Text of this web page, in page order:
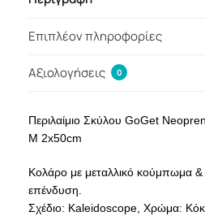
Επιπλέον πληροφορίες
Αξιολογήσεις 0
Περιλαίμιο Σκύλου GoGet
M 2x50cm
Κολάρο με μεταλλικό κούμπωμα
επένδυση.
Σχέδιο: Kaleidoscope, Χρώμα: